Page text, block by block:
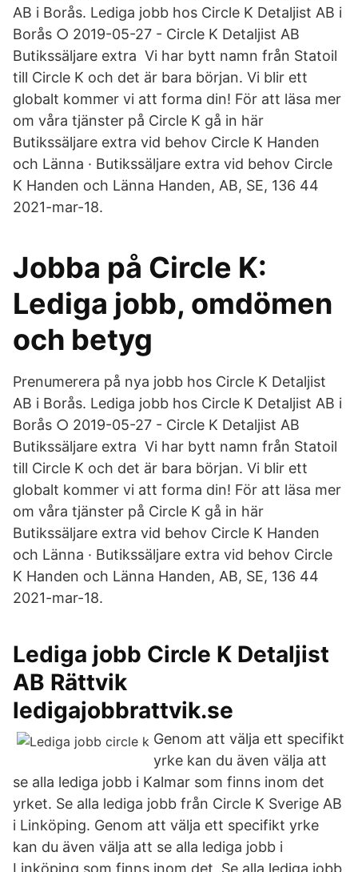
AB i Borås. Lediga jobb hos Circle K Detaljist AB i
Borås ○ 2019-05-27 - Circle K Detaljist AB
Butikssäljare extra Vi har bytt namn från Statoil
till Circle K och det är bara början. Vi blir ett
globalt kommer vi att forma din! För att läsa mer
om våra tjänster på Circle K gå in här
Butikssäljare extra vid behov Circle K Handen
och Länna · Butikssäljare extra vid behov Circle
K Handen och Länna Handen, AB, SE, 136 44
2021-mar-18.
Jobba på Circle K:
Lediga jobb, omdömen
och betyg
Prenumerera på nya jobb hos Circle K Detaljist
AB i Borås. Lediga jobb hos Circle K Detaljist AB i
Borås ○ 2019-05-27 - Circle K Detaljist AB
Butikssäljare extra Vi har bytt namn från Statoil
till Circle K och det är bara början. Vi blir ett
globalt kommer vi att forma din! För att läsa mer
om våra tjänster på Circle K gå in här
Butikssäljare extra vid behov Circle K Handen
och Länna · Butikssäljare extra vid behov Circle
K Handen och Länna Handen, AB, SE, 136 44
2021-mar-18.
Lediga jobb Circle K Detaljist
AB Rättvik
ledigajobbrattvik.se
Genom att välja ett specifikt
yrke kan du även välja att
se alla lediga jobb i Kalmar som finns inom det
yrket. Se alla lediga jobb från Circle K Sverige AB
i Linköping. Genom att välja ett specifikt yrke
kan du även välja att se alla lediga jobb i
Linköping som finns inom det Se alla lediga jobb